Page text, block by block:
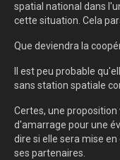
spatial national dans
cette situation. Cela
Que deviendra la
Il est peu probable
sans station spatiale
Certes, une
d'amarrage pour une
dire si elle sera mise
ses partenaires.